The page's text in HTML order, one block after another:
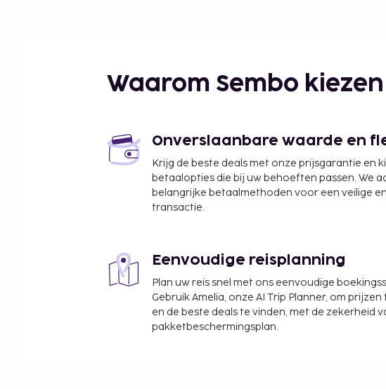
Waarom Sembo kiezen
Onverslaanbare waarde en
Krijg de beste deals met onze prijsgarantie en
betaalopties die bij uw behoeften passen. We
belangrijke betaalmethoden voor een veilige
transactie.
Eenvoudige reisplanning
Plan uw reis snel met ons eenvoudige
Gebruik Amelia, onze AI Trip Planner, om
en de beste deals te vinden, met de zekerheid
pakketbeschermingsplan.